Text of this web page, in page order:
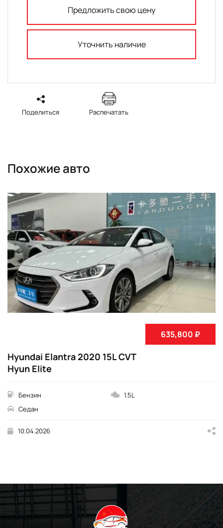
Предложить свою цену
Уточнить наличие
Поделиться Распечатать
Похожие авто
635,800 ₽
Hyundai Elantra 2020 15L CVT
Hyun Elite
Бензин
1.5L
Седан
10.04.2026